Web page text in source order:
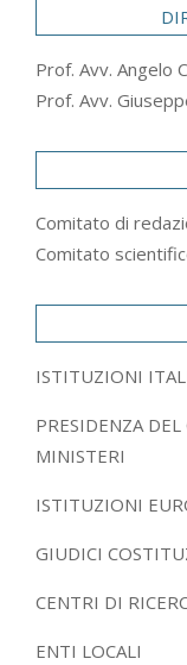
Prof. Avv. Angelo
Prof. Avv.
Comitato di
Comitato
ISTITUZIONI
PRESIDENZA
MINISTERI
ISTITUZIONI
GIUDICI
CENTRI DI
ENTI LOCALI